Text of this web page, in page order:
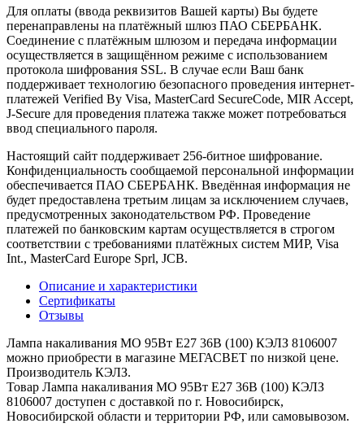
Для оплаты (ввода реквизитов Вашей карты) Вы будете
перенаправлены на платёжный шлюз ПАО СБЕРБАНК.
Соединение с платёжным шлюзом и передача информации
осуществляется в защищённом режиме с использованием
протокола шифрования SSL. В случае если Ваш банк
поддерживает технологию безопасного проведения интернет-
платежей Verified By Visa, MasterCard SecureCode, MIR Accept,
J-Secure для проведения платежа также может потребоваться
ввод специального пароля.
Настоящий сайт поддерживает 256-битное шифрование.
Конфиденциальность сообщаемой персональной информации
обеспечивается ПАО СБЕРБАНК. Введённая информация не
будет предоставлена третьим лицам за исключением случаев,
предусмотренных законодательством РФ. Проведение
платежей по банковским картам осуществляется в строгом
соответствии с требованиями платёжных систем МИР, Visa
Int., MasterCard Europe Sprl, JCB.
Описание и характеристики
Сертификаты
Отзывы
Лампа накаливания МО 95Вт E27 36В (100) КЭЛЗ 8106007
можно приобрести в магазине МЕГАСВЕТ по низкой цене.
Производитель КЭЛЗ.
Товар Лампа накаливания МО 95Вт E27 36В (100) КЭЛЗ
8106007 доступен с доставкой по г. Новосибирск,
Новосибирской области и территории РФ, или самовывозом.